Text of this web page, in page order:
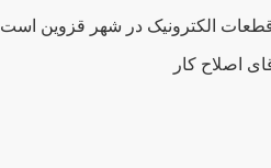
قطعات الکترونیک در شهر قزوین